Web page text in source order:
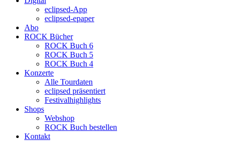
eclipsed-App
eclipsed-epaper
Abo
ROCK Bücher
ROCK Buch 6
ROCK Buch 5
ROCK Buch 4
Konzerte
Alle Tourdaten
eclipsed präsentiert
Festivalhighlights
Shops
Webshop
ROCK Buch bestellen
Kontakt